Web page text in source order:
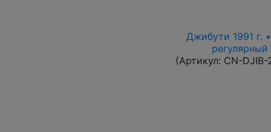
Джибути 1991 г.
(Артикул: CN-DJIB-